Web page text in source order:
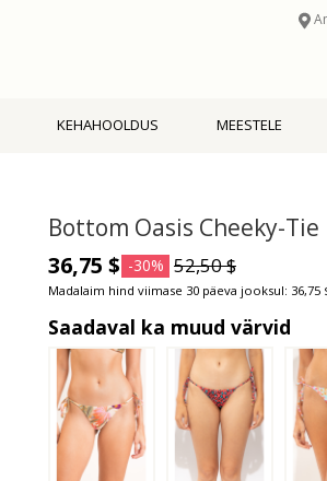
KEHAHOOLDUS MEESTELE
Bottom Oasis Cheeky-Tie
36,75 $ -30% 52,50 $
Madalaim hind viimase 30 päeva jooksul: 36,75
Saadaval ka muud värvid